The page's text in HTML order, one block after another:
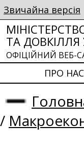
Звичайна версія
ТА ДОВКІЛЛЯ
ОФІЦІЙНИЙ ВЕБ-
ПРО НАС
/